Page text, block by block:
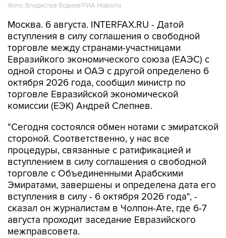
Фото: Владислав Воднев/РИА Новости
Москва. 6 августа. INTERFAX.RU - Датой
вступления в силу соглашения о свободной
торговле между странами-участницами
Евразийкого экономического союза (ЕАЭС) с
одной стороны и ОАЭ с другой определено 6
октября 2026 года, сообщил министр по
торговле Евразийской экономической
комиссии (ЕЭК) Андрей Слепнев.
"Сегодня состоялся обмен нотами с эмиратской
стороной. Соответственно, у нас все
процедуры, связанные с ратификацией и
вступлением в силу соглашения о свободной
торговле с Объединенными Арабскими
Эмиратами, завершены и определена дата его
вступления в силу - 6 октября 2026 года", -
сказал он журналистам в Чолпон-Ате, где 6-7
августа проходит заседание Евразийского
межправсовета.